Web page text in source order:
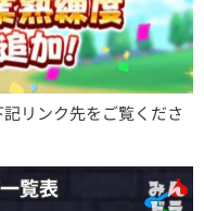
リンク先をご覧くださ
覧表